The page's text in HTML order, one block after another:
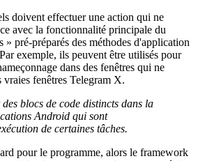
doivent effectuer une action qui ne
avec la fonctionnalité principale du
» pré-préparés des méthodes d'application
exemple, ils peuvent être utilisés pour
dans des fenêtres qui ne
vraies fenêtres Telegram X.
des blocs de code distincts dans la
Android qui sont
de certaines tâches.
pour le programme, alors le framework